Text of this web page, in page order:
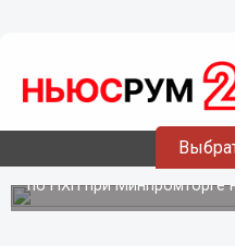
Нижегородские
адаптируют под
Совместное заседание
экспертного совета и
по НХП при Минпромторге